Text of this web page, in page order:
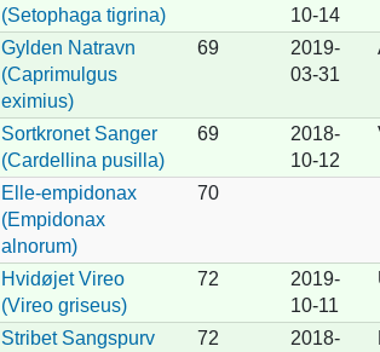
(Setophaga tigrina)
10-14
Gylden Natravn
(Caprimulgus
eximius)
69
2019-
03-31
Sortkronet Sanger
(Cardellina pusilla)
69
2018-
10-12
Elle-empidonax
(Empidonax
alnorum)
70
Hvidøjet Vireo
(Vireo griseus)
72
2019-
10-11
Stribet Sangspurv
72
2018-